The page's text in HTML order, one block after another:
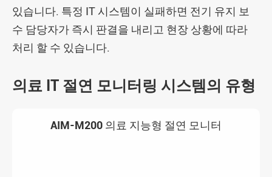
있습니다. 특정 IT 시스템이 실패하면 전기 유지 보
수 담당자가 즉시 판결을 내리고 현장 상황에 따라
처리 할 수 있습니다.
의료 IT 절연 모니터링 시스템의 유형
AIM-M200 의료 지능형 절연 모니터